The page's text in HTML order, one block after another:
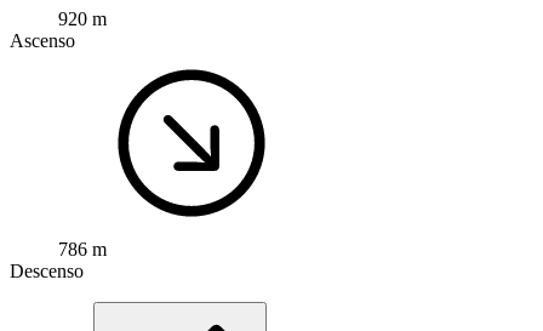
920 m
Ascenso
786 m
Descenso